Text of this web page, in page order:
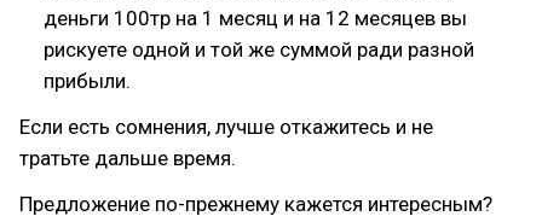
деньги 100тр на 1 месяц и на 12 месяцев вы
рискуете одной и той же суммой ради разной
прибыли.
Если есть сомнения, лучше откажитесь и не
тратьте дальше время.
Предложение по-прежнему кажется интересным?